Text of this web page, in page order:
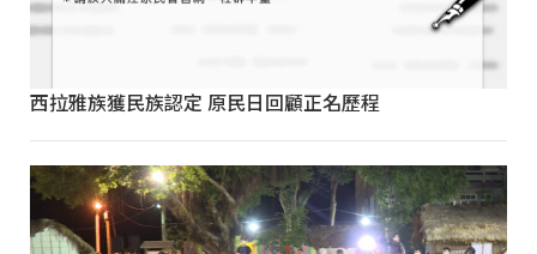
西拉雅族獲民族認定 原民日回顧正名歷程